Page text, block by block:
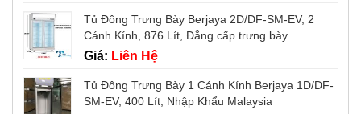
Tủ Đông Trưng Bày Berjaya 2D/DF-SM-EV, 2
Cánh Kính, 876 Lít, Đẳng cấp trưng bày
Giá: Liên Hệ
Tủ Đông Trưng Bày 1 Cánh Kính Berjaya 1D/DF-
SM-EV, 400 Lít, Nhập Khẩu Malaysia